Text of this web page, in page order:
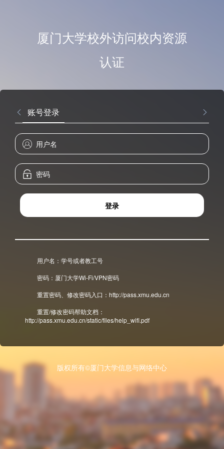
厦门大学校外访问校内资源
认证
账号登录
登录
用户名：学号或者教工号
密码：厦门大学Wi-Fi/VPN密码
重置密码、修改密码入口：http://pass.xmu.edu.cn
重置/修改密码帮助文档：
http://pass.xmu.edu.cn/static/files/help_wifi.pdf
版权所有©厦门大学信息与网络中心